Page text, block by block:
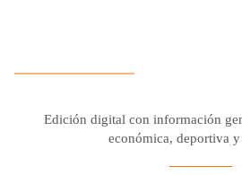
Edición digital con información
económica, deportiva